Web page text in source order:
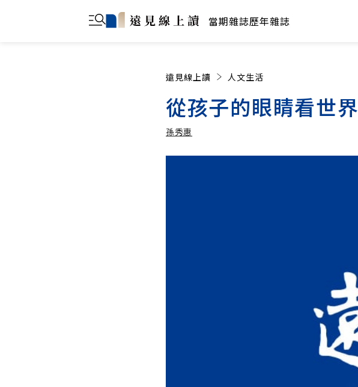
當期雜誌歷年雜誌
遠見線上讀 人文生活
從孩子的眼睛看世界
孫秀惠